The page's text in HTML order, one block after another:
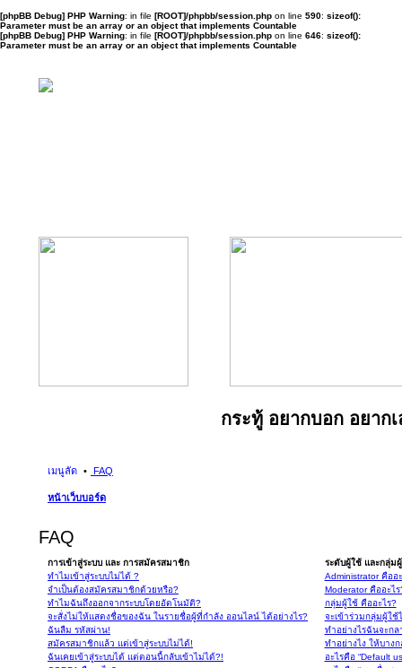
[phpBB Debug] PHP Warning: in file [ROOT]/phpbb/session.php on line 590: sizeof():
Parameter must be an array or an object that implements Countable
[phpBB Debug] PHP Warning: in file [ROOT]/phpbb/session.php on line 646: sizeof():
Parameter must be an array or an object that implements Countable
กระทู้ อยากบอก อยากเ
เมนูลัด FAQ
หน้าเว็บบอร์ด
FAQ
การเข้าสู่ระบบ และ การสมัครสมาชิก
ทำไมเข้าสู่ระบบไม่ได้ ?
จำเป็นต้องสมัครสมาชิกด้วยหรือ?
ทำไมฉันถึงออกจากระบบโดยอัตโนมัติ?
จะสั่งไม่ให้แสดงชื่อของฉัน ในรายชื่อผู้ที่กำลัง ออนไลน์ ได้อย่างไร?
ฉันลืม รหัสผ่าน!
สมัครสมาชิกแล้ว แต่เข้าสู่ระบบไม่ได้!
ฉันเคยเข้าสู่ระบบได้ แต่ตอนนี้กลับเข้าไม่ได้?!
ระดับผู้ใช้ และกลุ่ม
Administrator คืออ
Moderator คืออะไร
กลุ่มผู้ใช้ คืออะไร?
จะเข้าร่วมกลุ่มผู้ใช้
ทำอย่างไรฉันจะก
ทำอย่างไง ให้บาง
อะไรคือ “Default